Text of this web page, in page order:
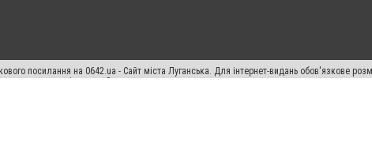
посилання на 0642.ua - Сайт міста Луганська. Для інтернет-видань обов'язкове
прав переслідується Законом.